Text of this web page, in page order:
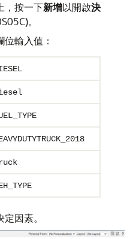
，按一下新增以開啟決
。
輸入值：
定因素。